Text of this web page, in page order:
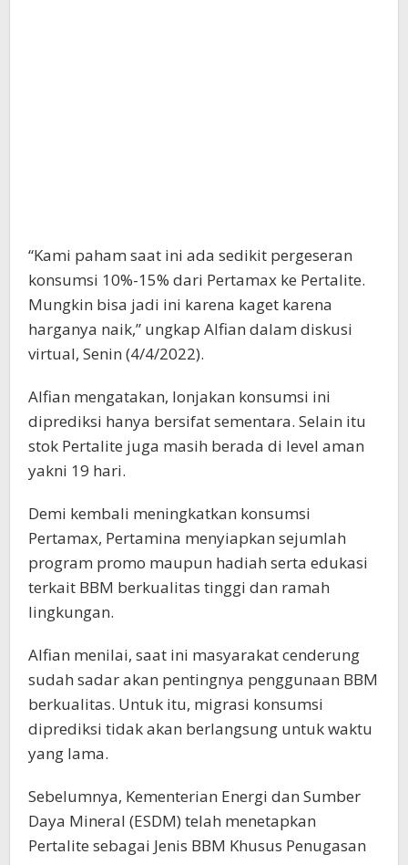
“Kami paham saat ini ada sedikit pergeseran
konsumsi 10%-15% dari Pertamax ke Pertalite.
Mungkin bisa jadi ini karena kaget karena
harganya naik,” ungkap Alfian dalam diskusi
virtual, Senin (4/4/2022).
Alfian mengatakan, lonjakan konsumsi ini
diprediksi hanya bersifat sementara. Selain itu
stok Pertalite juga masih berada di level aman
yakni 19 hari.
Demi kembali meningkatkan konsumsi
Pertamax, Pertamina menyiapkan sejumlah
program promo maupun hadiah serta edukasi
terkait BBM berkualitas tinggi dan ramah
lingkungan.
Alfian menilai, saat ini masyarakat cenderung
sudah sadar akan pentingnya penggunaan BBM
berkualitas. Untuk itu, migrasi konsumsi
diprediksi tidak akan berlangsung untuk waktu
yang lama.
Sebelumnya, Kementerian Energi dan Sumber
Daya Mineral (ESDM) telah menetapkan
Pertalite sebagai Jenis BBM Khusus Penugasan